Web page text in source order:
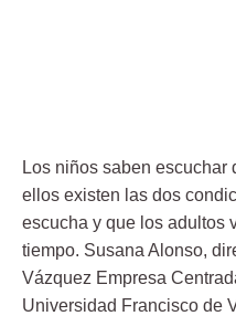
Los niños saben escuchar
ellos existen las dos
escucha y que los adultos
tiempo. Susana Alonso,
Vázquez Empresa
Universidad Francisco de